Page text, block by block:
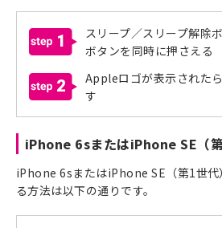
1
スリープ／スリープ解除
ボタンを同時に押さえる
2
Appleロゴが表示された
す
iPhone 6sまたはiPhone SE（第
iPhone 6sまたはiPhone SE（第1世代
る方法は以下の通りです。